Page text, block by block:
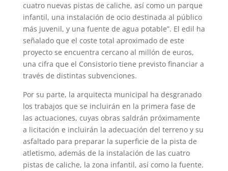
cuatro nuevas pistas de caliche, así como un parque
infantil, una instalación de ocio destinada al público
más juvenil, y una fuente de agua potable”. El edil ha
señalado que el coste total aproximado de este
proyecto se encuentra cercano al millón de euros,
una cifra que el Consistorio tiene previsto financiar a
través de distintas subvenciones.
Por su parte, la arquitecta municipal ha desgranado
los trabajos que se incluirán en la primera fase de
las actuaciones, cuyas obras saldrán próximamente
a licitación e incluirán la adecuación del terreno y su
asfaltado para preparar la superficie de la pista de
atletismo, además de la instalación de las cuatro
pistas de caliche, la zona infantil, así como la fuente.